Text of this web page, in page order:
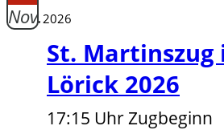
Nov.2026
St. Martinszug
Lörick 2026
17:15 Uhr Zugbeginn